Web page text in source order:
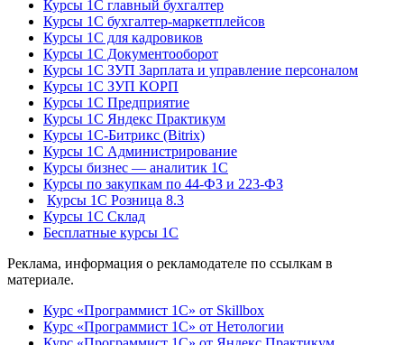
Курсы 1С главный бухгалтер
Курсы 1С бухгалтер-маркетплейсов
Курсы 1С для кадровиков
Курсы 1С Документооборот
Курсы 1С ЗУП Зарплата и управление персоналом
Курсы 1С ЗУП КОРП
Курсы 1С Предприятие
Курсы 1С Яндекс Практикум
Курсы 1С-Битрикс (Bitrix)
Курсы 1С Администрирование
Курсы бизнес — аналитик 1С
Курсы по закупкам по 44‑ФЗ и 223‑ФЗ
Курсы 1С Розница 8.3
Курсы 1С Склад
Бесплатные курсы 1С
Реклама, информация о рекламодателе по ссылкам в
материале.
Курс «Программист 1С» от Skillbox
Курс «Программист 1С» от Нетологии